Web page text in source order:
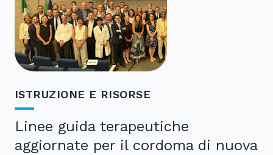
ISTRUZIONE E RISORSE
Linee guida terapeutiche
aggiornate per il cordoma di nuova